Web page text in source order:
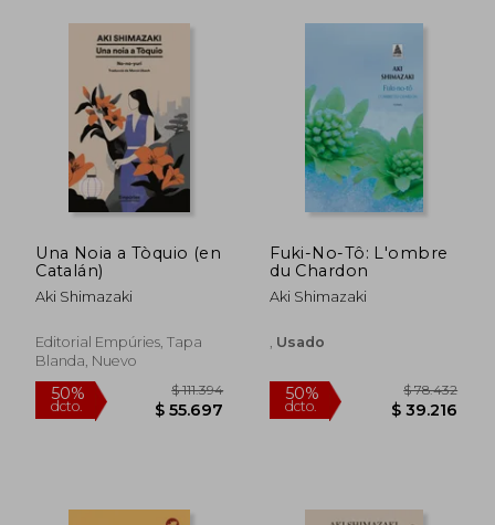
50% 50%
Una Noia a Tòquio (en
Catalán)
Aki Shimazaki
Editorial Empúries, Tapa
Blanda, Nuevo
Fuki-No-Tô: L'ombre
du Chardon
Aki Shimazaki
Usado